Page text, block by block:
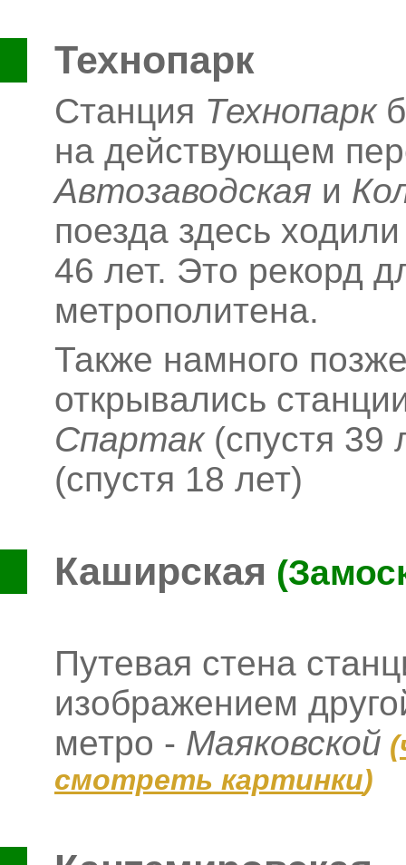
Технопарк
Станция Технопарк
на действующем
Автозаводская и
поезда здесь
46 лет. Это рекорд
метрополитена.
Также намного
открывались
Спартак(спустя 39
(спустя 18 лет)
Каширская
Путевая стена
изображением
метро - Маяковской (
смотреть картинки)